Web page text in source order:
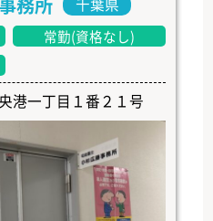
千葉県
常勤(資格なし)
港一丁目１番２１号